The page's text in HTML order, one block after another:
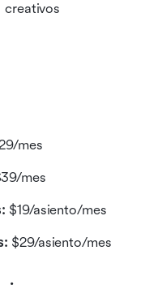
creativos
mes
mes
$19/asiento/mes
$29/asiento/mes